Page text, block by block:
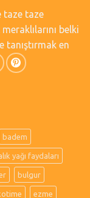
taze taze
belki
tanıştırmak en
badem
yağı faydaları
bulgur
ezme